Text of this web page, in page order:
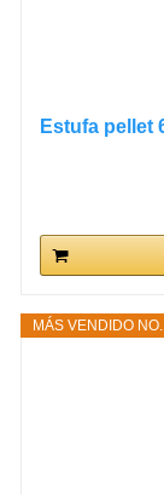
Estufa pellet
MÁS VENDIDO